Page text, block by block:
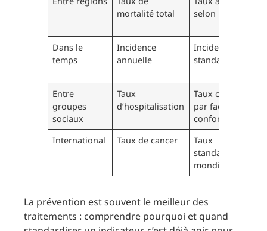
mortalité total
selon l’âge
Dans le
temps
Incidence
annuelle
Incidence
standardisée
Entre
groupes
sociaux
Taux
d’hospitalisation
Taux corrigé
par facteurs
confondants
International
Taux de cancer
Taux
standardisé
mondial
La prévention est souvent le meilleur des
traitements : comprendre pourquoi et quand